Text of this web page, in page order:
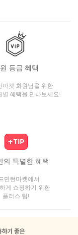
등급 혜택
마켓 회원님을 위한
별 혜택을 만나보세요!
의 특별한 혜택
민턴마켓에서
게 쇼핑하기 위한
플러스 팁!